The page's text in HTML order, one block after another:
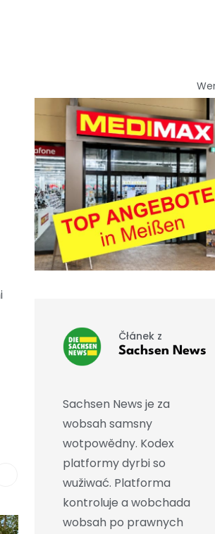
Čłánek z
Sachsen News
Sachsen News je za
wobsah samsny
wotpowědny. Kodex
platformy dyrbi so
wužiwać. Platforma
kontroluje a wobchada
wobsah po prawnych